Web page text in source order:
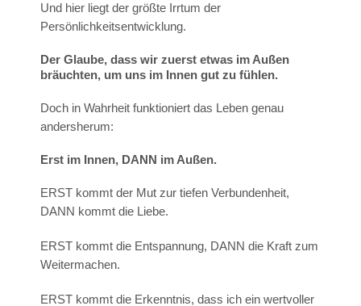
Und hier liegt der größte Irrtum der
Persönlichkeitsentwicklung.
Der Glaube, dass wir zuerst etwas im Außen
bräuchten, um uns im Innen gut zu fühlen.
Doch in Wahrheit funktioniert das Leben genau
andersherum:
Erst im Innen, DANN im Außen.
ERST kommt der Mut zur tiefen Verbundenheit,
DANN kommt die Liebe.
ERST kommt die Entspannung, DANN die Kraft zum
Weitermachen.
ERST kommt die Erkenntnis, dass ich ein wertvoller